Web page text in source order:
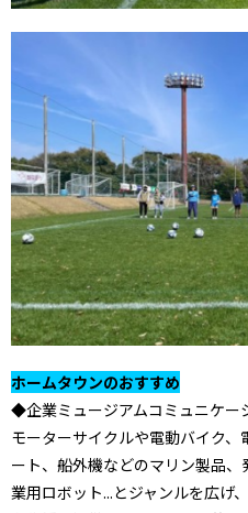
ホームタウンのおすすめ
◆企業ミュージアムコミュニケー
モーターサイクルや電動バイク
ート、船外機などのマリン製品
業用ロボット...とジャンルを広げ